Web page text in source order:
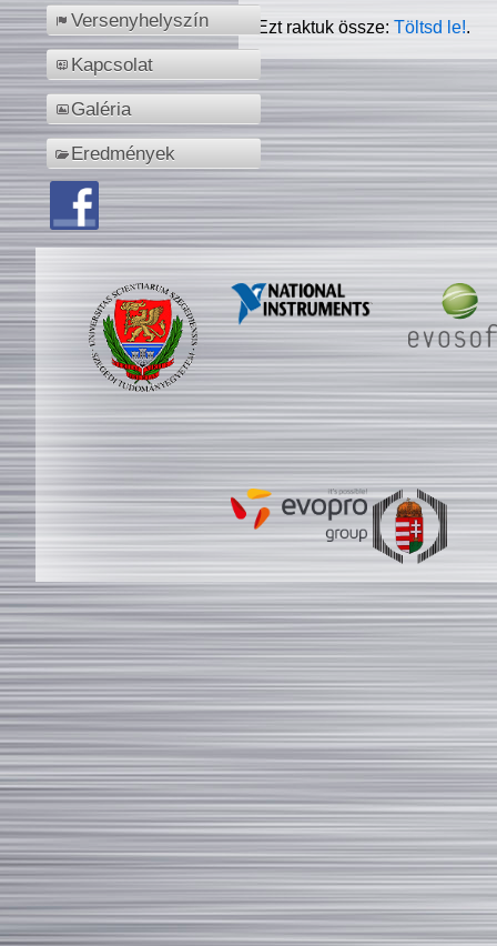
Versenyhelyszín
Kapcsolat
Galéria
Eredmények
Ezt raktuk össze:Töltsd le!.